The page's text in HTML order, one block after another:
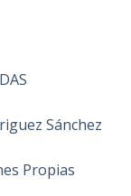
Sánchez
Propias